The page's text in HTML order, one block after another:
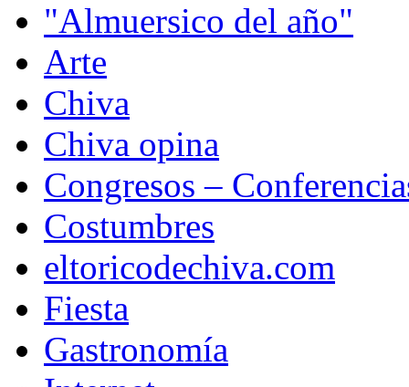
"Almuersico del año"
Arte
Chiva
Chiva opina
Congresos –
Costumbres
eltoricodechiva.com
Fiesta
Gastronomía